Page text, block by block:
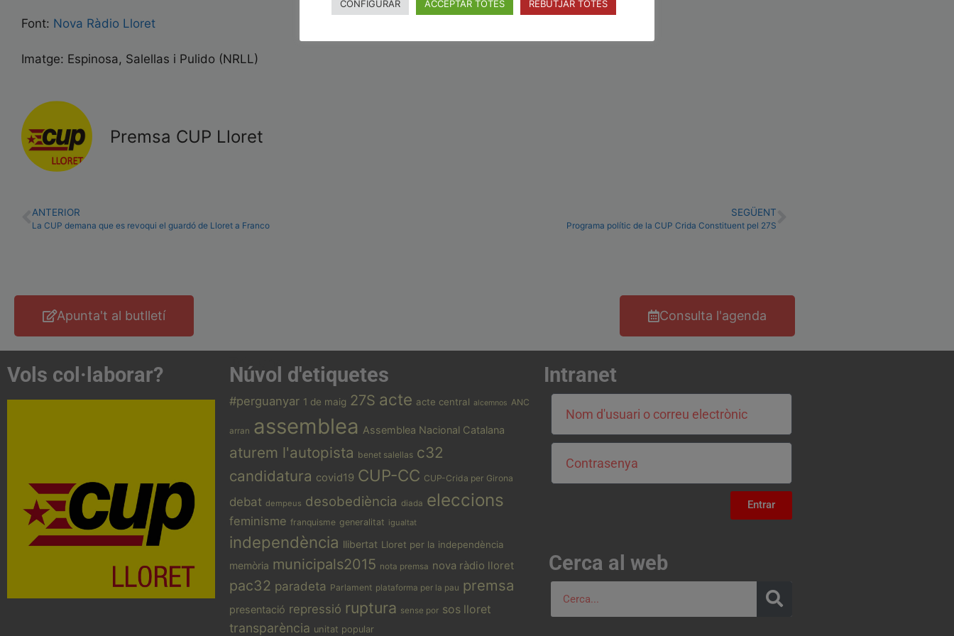
Font: Nova Ràdio Lloret
Imatge: Espinosa, Salellas i Pulido (NRLL)
Premsa CUP Lloret
ANTERIOR
La CUP demana que es revoqui el guardó de Lloret a Franco
SEGÜENT
Programa polític de la CUP Crida Constituent pel 27S
Apunta't al butlletí Consulta l'agenda
Vols col·laborar?
el projecte de l'esquerra
independentista i anticapitalista
CONTACTA
Núvol d'etiquetes
Tria una
#perguanyar 1 de maig 27S acte acte central alcemnos ANC
arran assemblea Assemblea Nacional Catalana
aturem l'autopista benet salellas c32
candidatura covid19 CUP-CC CUP-Crida per Girona
debat dempeus desobediència diada eleccions
feminisme franquisme generalitat igualtat
independència llibertat Lloret per la independència
memòria municipals2015 nota premsa nova ràdio lloret
pac32 paradeta Parlament plataforma per la pau premsa
presentació repressió ruptura sense por sos lloret
transparència unitat popular
Intranet
Entrar
Cerca al web
CONFIGURAR ACCEPTAR TOTES REBUTJAR TOTES